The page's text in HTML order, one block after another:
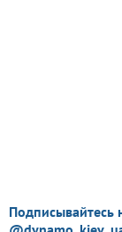
Подписывайтесь